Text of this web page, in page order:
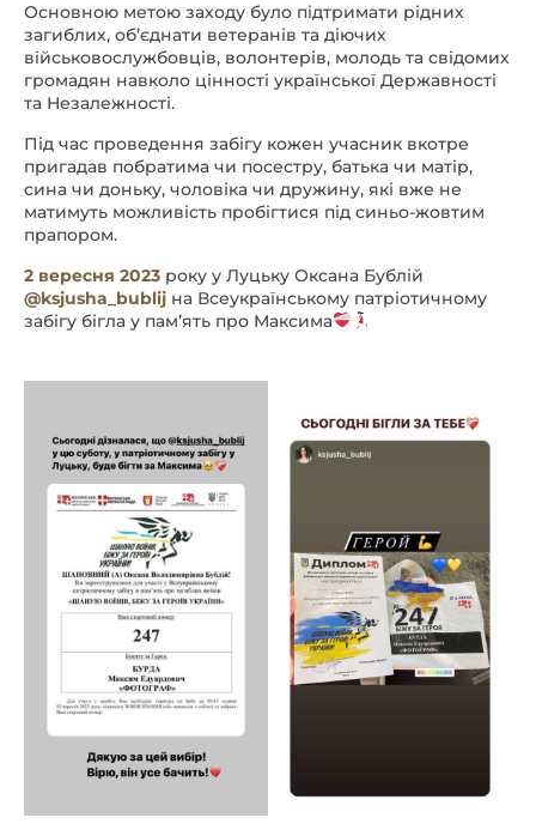
Основною метою заходу було підтримати рідних
загиблих, обʼєднати ветеранів та діючих
військовослужбовців, волонтерів, молодь та свідомих
громадян навколо цінності української Державності
та Незалежності.
Під час проведення забігу кожен учасник вкотре
пригадав побратима чи посестру, батька чи матір,
сина чи доньку, чоловіка чи дружину, які вже не
матимуть можливість пробігтися під синьо-жовтим
прапором.
2 вересня 2023 року у Луцьку Оксана Бублій
@ksjusha_bublij на Всеукраїнському патріотичному
забігу бігла у памʼять про Максима